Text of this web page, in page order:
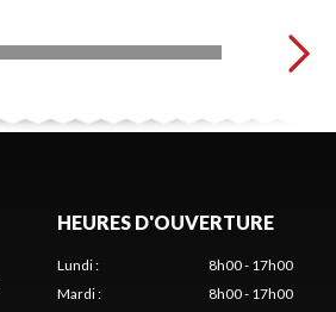
HEURES D'OUVERTURE
Lundi:
8h00 - 17h00
Mardi:
8h00 - 17h00